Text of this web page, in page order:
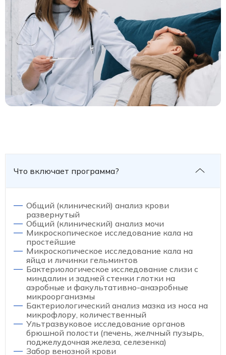
Что включает программа?
Общий (клинический) анализ крови
развернутый
Общий (клинический) анализ мочи
Микроскопическое исследование кала на
простейшие
Микроскопическое исследование кала на
яйца и личинки гельминтов
Бактериологическое исследование слизи с
миндалин и задней стенки глотки на
аэробные и факультативно-анаэробные
микроорганизмы
Бактериологический анализ мазка из носа на
микрофлору, количественный
Ультразвуковое исследование органов
брюшной полости (печень, желчный пузырь,
поджелудочная железа, селезенка)
Забор венозной крови